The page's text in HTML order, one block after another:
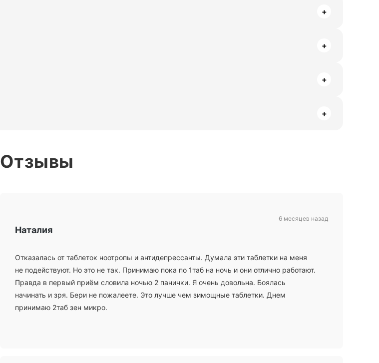
+
+
+
+
Отзывы
Наталия
Отказалась от таблеток ноотропы и антидепрессанты. Думала эти таблетки на меня
не подействуют. Но это не так. Принимаю пока по 1таб на ночь и они отлично работают.
Правда в первый приём словила ночью 2 панички. Я очень довольна. Боялась
начинать и зря. Бери не пожалеете. Это лучше чем зимощные таблетки. Днем
принимаю 2таб зен микро.
6 месяцев назад